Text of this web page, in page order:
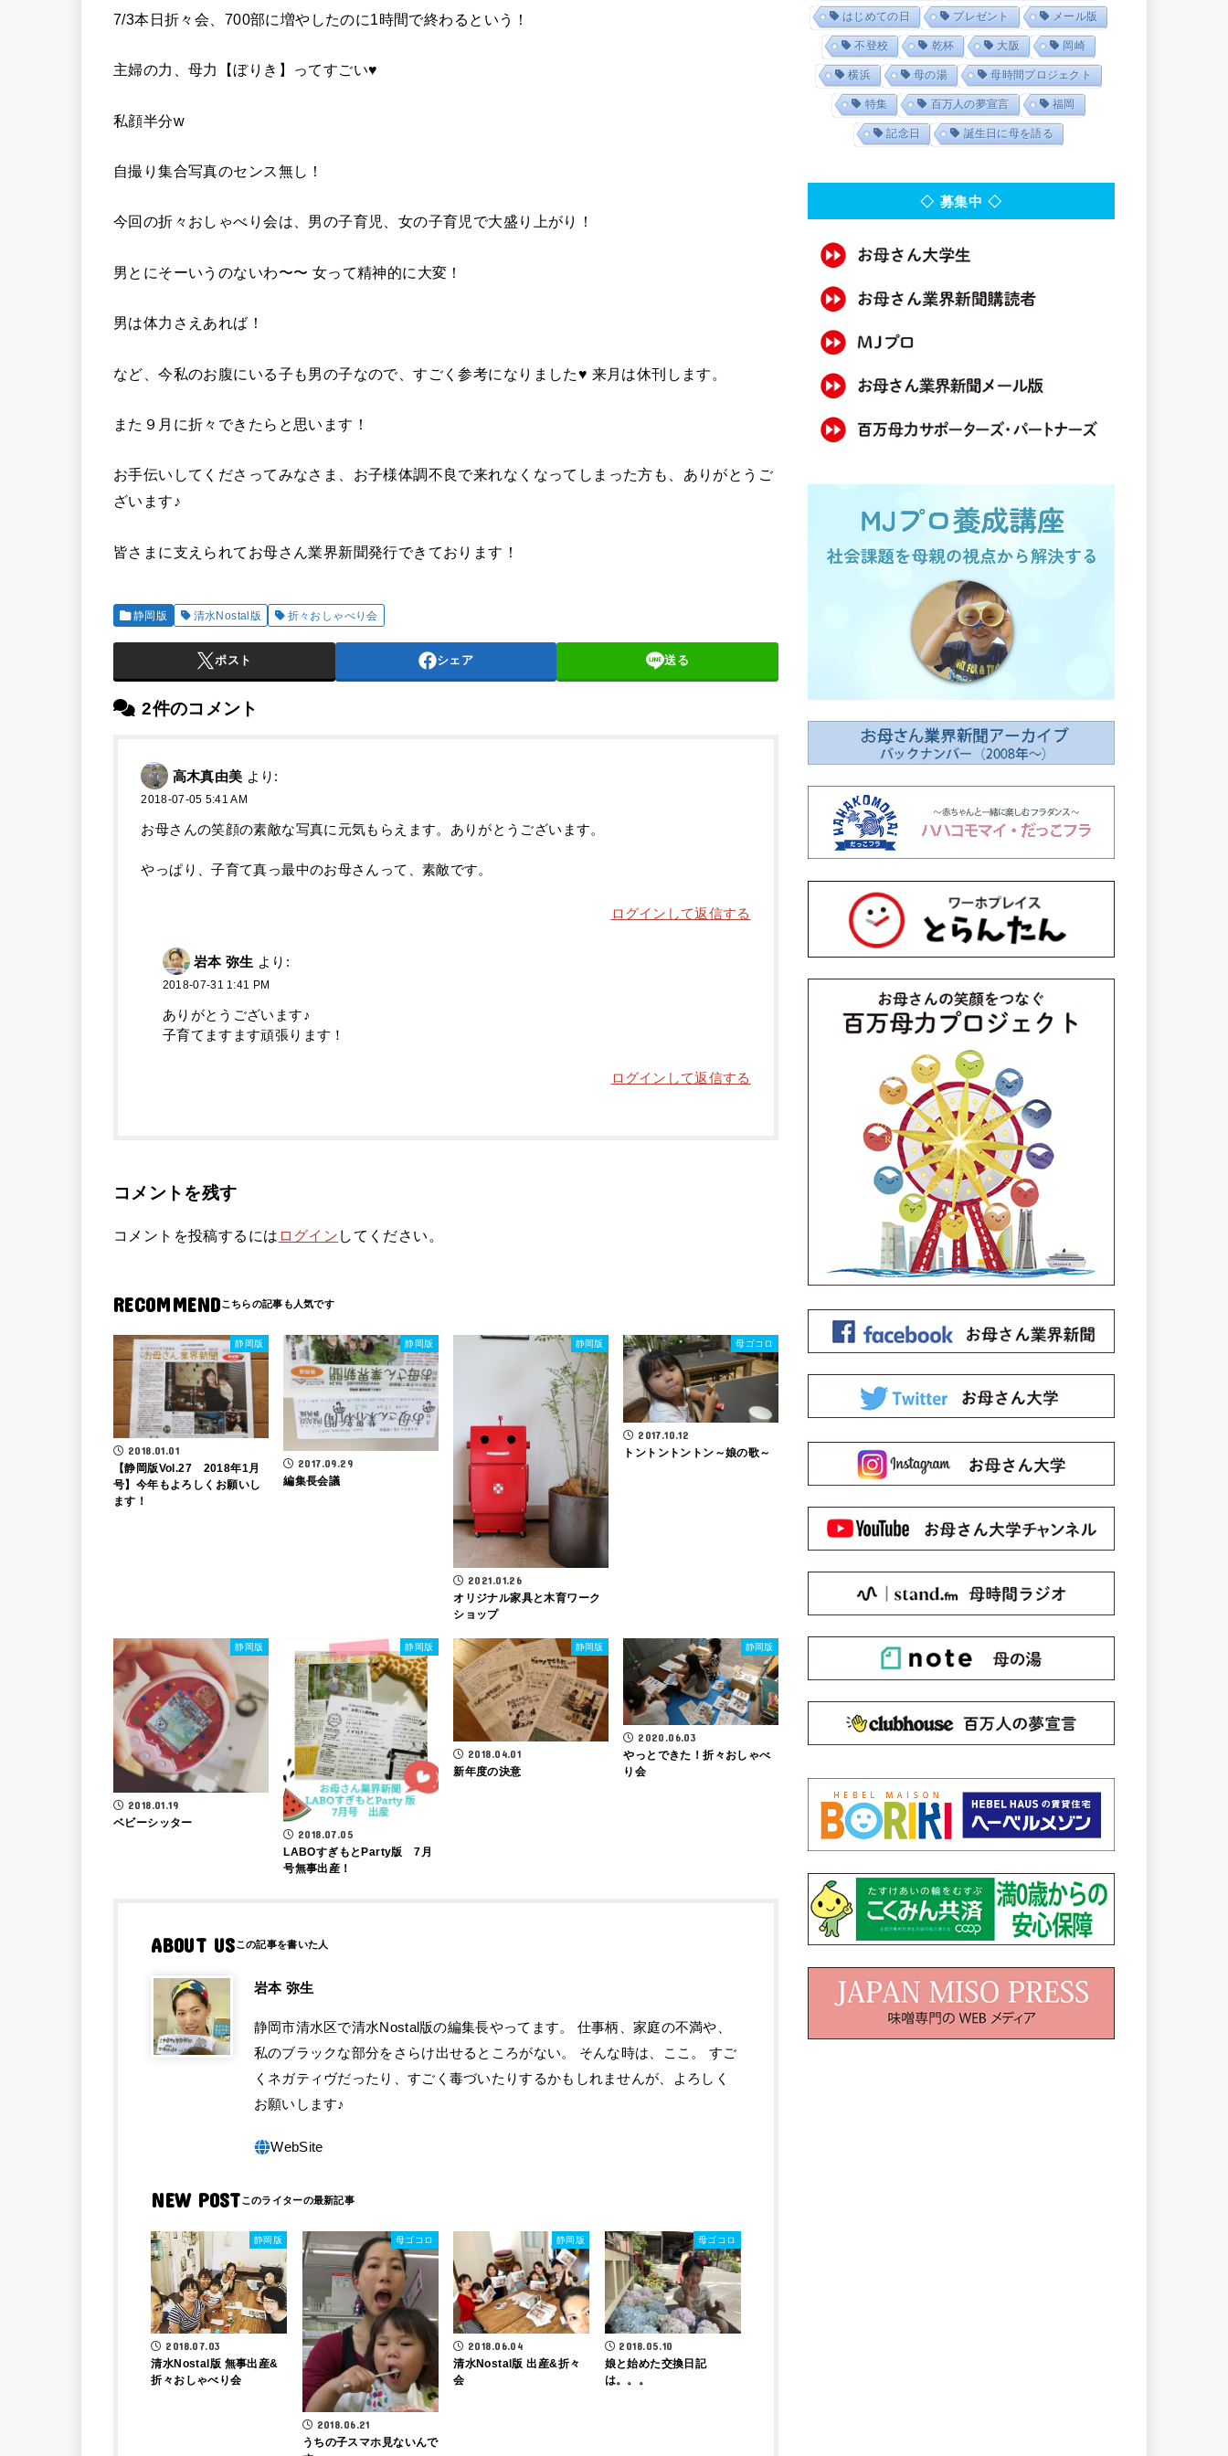
7/3本日折々会、700部に増やしたのに1時間で終わるという！
主婦の力、母力【ぼりき】ってすごい♥︎
私顔半分w
自撮り集合写真のセンス無し！
今回の折々おしゃべり会は、男の子育児、女の子育児で大盛り上がり！
男とにそーいうのないわ〜〜 女って精神的に大変！
男は体力さえあれば！
など、今私のお腹にいる子も男の子なので、すごく参考になりました♥︎ 来月は休刊します。
また９月に折々できたらと思います！
お手伝いしてくださってみなさま、お子様体調不良で来れなくなってしまった方も、ありがとうご
ざいます♪
皆さまに支えられてお母さん業界新聞発行できております！
静岡版 清水Nostal版 折々おしゃべり会
ポスト シェア 送る
2件のコメント
高木真由美 より:
2018-07-05 5:41 AM
お母さんの笑顔の素敵な写真に元気もらえます。ありがとうございます。
やっぱり、子育て真っ最中のお母さんって、素敵です。
ログインして返信する
岩本 弥生 より:
2018-07-31 1:41 PM
ありがとうございます♪
子育てますます頑張ります！
ログインして返信する
コメントを残す
コメントを投稿するには ログイン してください。
RECOMMEND
静岡版
2018.01.01
【静岡版Vol.27 2018年1月
号】今年もよろしくお願いし
ます！
静岡版
2017.09.29
編集長会議
静岡版
2021.01.26
オリジナル家具と木育ワーク
ショップ
母ゴコロ
2017.10.12
トントントントン～娘の歌～
静岡版
2018.01.19
ベビーシッター
静岡版
2018.07.05
LABOすぎもとParty版 7月
号無事出産！
静岡版
2018.04.01
新年度の決意
静岡版
2020.06.03
やっとできた！折々おしゃべ
り会
ABOUT US
岩本 弥生
静岡市清水区で清水Nostal版の編集長やってます。 仕事柄、家庭の不満や、
私のブラックな部分をさらけ出せるところがない。 そんな時は、ここ。 すご
くネガティヴだったり、すごく毒づいたりするかもしれませんが、よろしく
お願いします♪
NEW POST
静岡版
2018.07.03
清水Nostal版 無事出産&
折々おしゃべり会
母ゴコロ
2018.06.21
うちの子スマホ見ないんで
静岡版
2018.06.04
清水Nostal版 出産&折々
会
母ゴコロ
2018.05.10
娘と始めた交換日記
は。。。
はじめての日 プレゼント メール版
不登校 乾杯 大阪 岡崎
横浜 母の湯 母時間プロジェクト
特集 百万人の夢宣言 福岡
記念日 誕生日に母を語る
◇ 募集中 ◇